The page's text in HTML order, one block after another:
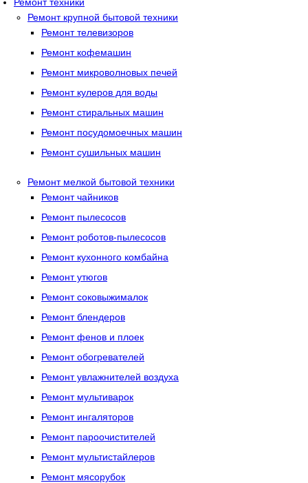
Ремонт крупной бытовой техники
Ремонт телевизоров
Ремонт кофемашин
Ремонт микроволновых печей
Ремонт кулеров для воды
Ремонт стиральных машин
Ремонт посудомоечных машин
Ремонт сушильных машин
Ремонт мелкой бытовой техники
Ремонт чайников
Ремонт пылесосов
Ремонт роботов-пылесосов
Ремонт кухонного комбайна
Ремонт утюгов
Ремонт соковыжималок
Ремонт блендеров
Ремонт фенов и плоек
Ремонт обогревателей
Ремонт увлажнителей воздуха
Ремонт мультиварок
Ремонт ингаляторов
Ремонт пароочистителей
Ремонт мультистайлеров
Ремонт мясорубок